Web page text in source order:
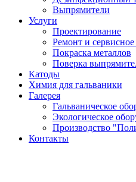
Выпрямители
Услуги
Проектирование
Ремонт и
Покраска металлов
Поверка
Катоды
Химия для гальваники
Галерея
Гальваническое
Экологическое
Производство
Контакты